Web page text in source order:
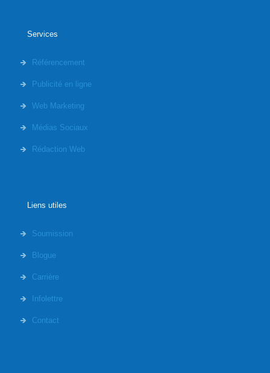
Services
Référencement
Publicité en ligne
Web Marketing
Médias Sociaux
Rédaction Web
Liens utiles
Soumission
Blogue
Carrière
Infolettre
Contact